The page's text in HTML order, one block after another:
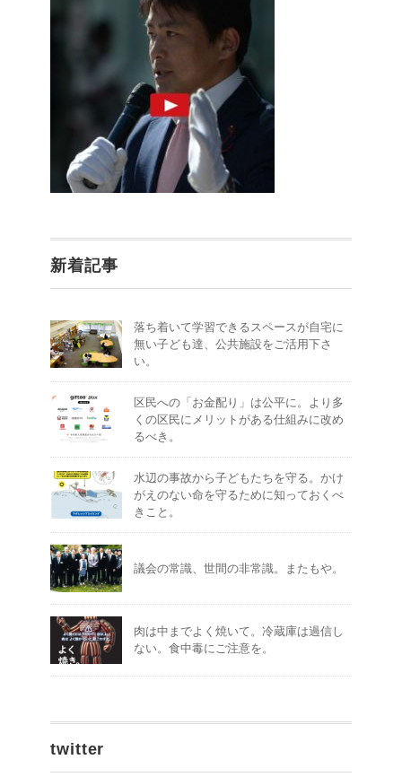
新着記事
落ち着いて学習できるスペースが自宅に
無い子ども達、公共施設をご活用下さ
い。
区民への「お金配り」は公平に。より多
くの区民にメリットがある仕組みに改め
るべき。
水辺の事故から子どもたちを守る。かけ
がえのない命を守るために知っておくべ
きこと。
議会の常識、世間の非常識。またもや。
肉は中までよく焼いて。冷蔵庫は過信し
ない。食中毒にご注意を。
twitter